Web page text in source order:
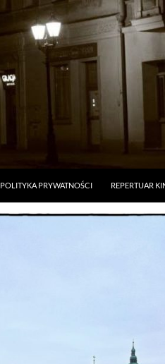
POLITYKA PRYWATNOŚCI REPERTUAR